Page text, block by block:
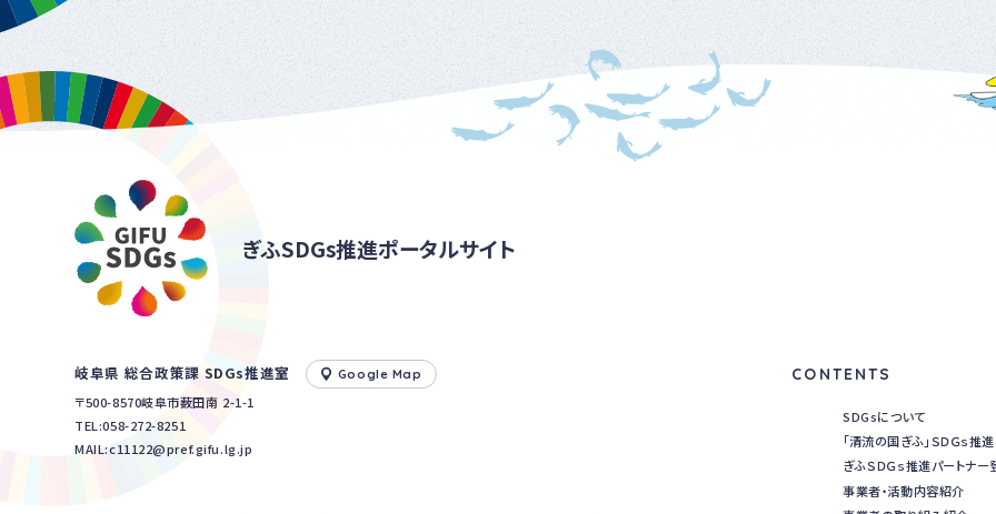
ぎふSDGs推進ポータルサイト
岐阜県 総合政策課 SDGs推進室 Google Map
〒500-8570岐阜市薮田南 2-1-1
TEL:058-272-8251
MAIL:c11122@pref.gifu.lg.jp
CONTENTS
SDGsについて
「清流の国ぎふ」ＳＤＧｓ推
ぎふＳＤＧｓ推進パートナ
事業者・活動内容紹介